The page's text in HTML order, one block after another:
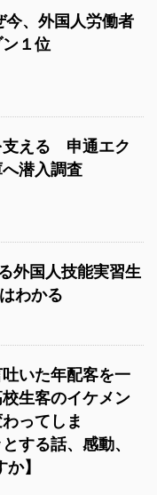
今、外国人労働者
１位
支える 申通エク
潜入調査
外国人技能実習生
わかる
いた年配客を一
生客のイケメン
ってしま
する話、感動、
】